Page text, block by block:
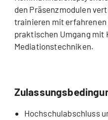
den Präsenzmodulen
trainieren mit erfahrenen
praktischen Umgang mit
Mediationstechniken.
Hochschulabschluss